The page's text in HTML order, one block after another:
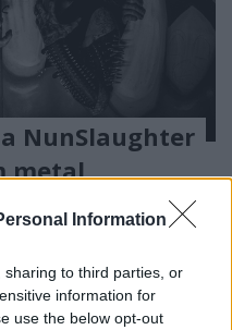
Information
to third parties, or
information for
use the below opt-out
NunSlaughter
metal